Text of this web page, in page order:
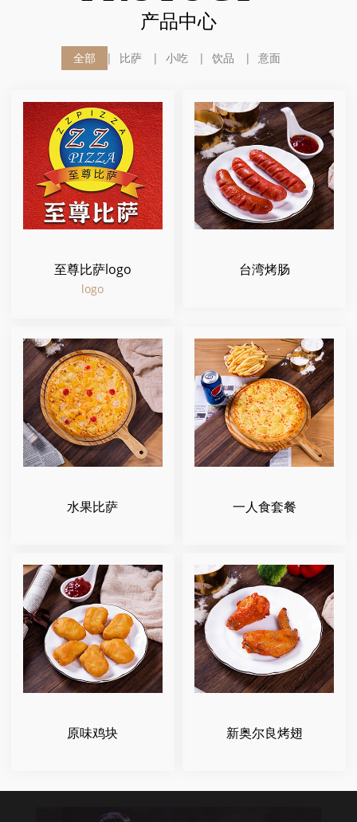
产品中心
全部 比萨 小吃 饮品 意面
至尊比萨logo
logo
台湾烤肠
水果比萨 一人食套餐
原味鸡块 新奥尔良烤翅